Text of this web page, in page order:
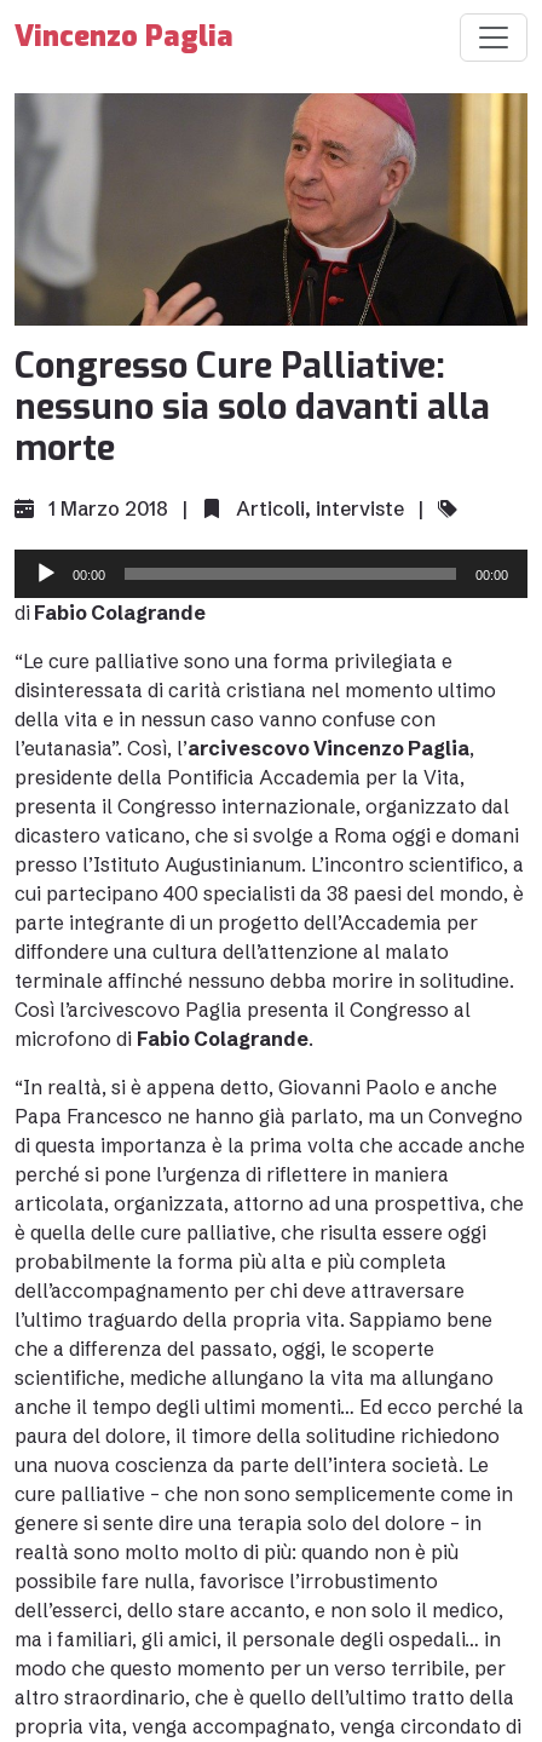
Vincenzo Paglia
Congresso Cure Palliative:
nessuno sia solo davanti alla
morte
1 Marzo 2018 | Articoli, interviste |
Audio
Player
00:00 00:00
di Fabio Colagrande
“Le cure palliative sono una forma privilegiata e
disinteressata di carità cristiana nel momento ultimo
della vita e in nessun caso vanno confuse con
l’eutanasia”. Così, l’arcivescovo Vincenzo Paglia,
presidente della Pontificia Accademia per la Vita,
presenta il Congresso internazionale, organizzato dal
dicastero vaticano, che si svolge a Roma oggi e domani
presso l’Istituto Augustinianum. L’incontro scientifico, a
cui partecipano 400 specialisti da 38 paesi del mondo, è
parte integrante di un progetto dell’Accademia per
diffondere una cultura dell’attenzione al malato
terminale affinché nessuno debba morire in solitudine.
Così l’arcivescovo Paglia presenta il Congresso al
microfono di Fabio Colagrande.
“In realtà, si è appena detto, Giovanni Paolo e anche
Papa Francesco ne hanno già parlato, ma un Convegno
di questa importanza è la prima volta che accade anche
perché si pone l’urgenza di riflettere in maniera
articolata, organizzata, attorno ad una prospettiva, che
è quella delle cure palliative, che risulta essere oggi
probabilmente la forma più alta e più completa
dell’accompagnamento per chi deve attraversare
l’ultimo traguardo della propria vita. Sappiamo bene
che a differenza del passato, oggi, le scoperte
scientifiche, mediche allungano la vita ma allungano
anche il tempo degli ultimi momenti… Ed ecco perché la
paura del dolore, il timore della solitudine richiedono
una nuova coscienza da parte dell’intera società. Le
cure palliative – che non sono semplicemente come in
genere si sente dire una terapia solo del dolore – in
realtà sono molto molto di più: quando non è più
possibile fare nulla, favorisce l’irrobustimento
dell’esserci, dello stare accanto, e non solo il medico,
ma i familiari, gli amici, il personale degli ospedali… in
modo che questo momento per un verso terribile, per
altro straordinario, che è quello dell’ultimo tratto della
propria vita, venga accompagnato, venga circondato di